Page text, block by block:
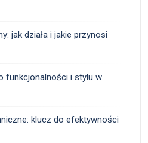
jak działa i jakie przynosi
funkcjonalności i stylu w
klucz do efektywności